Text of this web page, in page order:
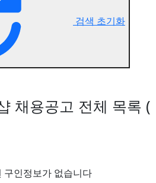
검색 초기화
채용공고 전체 목록 (
구인정보가 없습니다